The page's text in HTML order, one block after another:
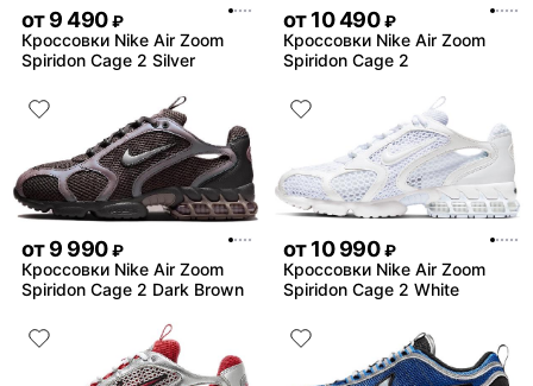
от9 490 ₽
Кроссовки Nike Air Zoom
Spiridon Cage 2 Silver
от10 490 ₽
Кроссовки Nike Air Zoom
Spiridon Cage 2
от9 990 ₽
Кроссовки Nike Air Zoom
Spiridon Cage 2 Dark Brown
от10 990 ₽
Кроссовки Nike Air Zoom
Spiridon Cage 2 White